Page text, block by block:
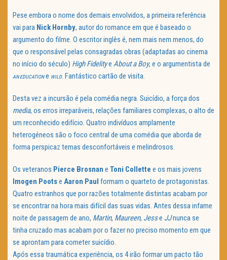
Pese embora o nome dos demais envolvidos, a primeira referência
vai para Nick Hornby, autor do romance em que é baseado o
argumento do filme. O escritor inglês é, nem mais nem menos, do
que o responsável pelas consagradas obras (adaptadas ao cinema
no início do século) High Fidelitye About a Boy, e o argumentista de
AN EDUCATIONe WILD. Fantástico cartão de visita.
Desta vez a incursão é pela comédia negra. Suicídio, a força dos
media, os erros irreparáveis, relações familiares complexas, o alto de
um reconhecido edifício. Quatro indivíduos amplamente
heterogéneos são o foco central de uma comédia que aborda de
forma perspicaz temas desconfortáveis e melindrosos.
Os veteranos Pierce Brosnan e Toni Collette e os mais jovens
Imogen Pootse Aaron Paul formam o quarteto de protagonistas.
Quatro estranhos que por razões totalmente distintas acabam por
se encontrar na hora mais difícil das suas vidas. Antes dessa infame
noite de passagem de ano, Martin, Maureen, Jesse JJnunca se
tinha cruzado mas acabam por o fazer no preciso momento em que
se aprontam para cometer suicídio.
Após essa traumática experiência, os 4 irão formar um pacto tão